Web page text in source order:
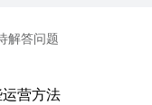
解答问题
营方法